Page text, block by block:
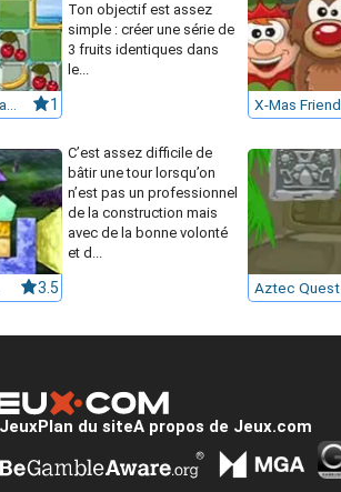
1
Ton objectif est assez
simple : créer une série de
3 fruits identiques dans
le...
X-Mas
3.5
C’est assez difficile de
bâtir une tour lorsqu’on
n’est pas un professionnel
de la construction mais
avec de la bonne volonté
et d...
Aztec Quest
Plan du siteA propos de Jeux.com